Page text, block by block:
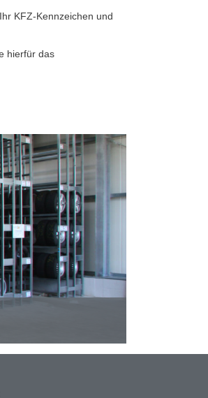
KFZ-Kennzeichen und
hierfür das